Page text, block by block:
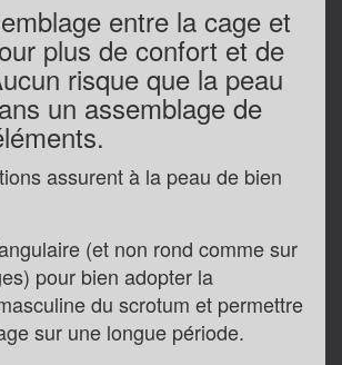
entre la cage et
plus de confort et de
risque que la peau
un assemblage de
assurent à la peau de bien
(et non rond comme sur
pour bien adopter la
du scrotum et permettre
sur une longue période.